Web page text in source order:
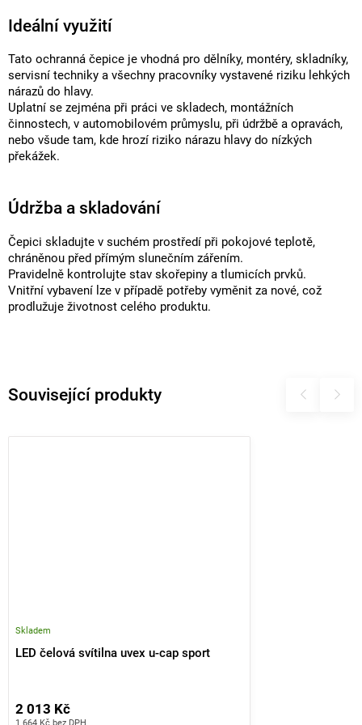
Související produkty
LED čelová svítilna uvex u-cap sport
Skladem
1 664 Kč bez DPH
2 013 Kč
Ideální využití
Tato ochranná čepice je vhodná pro dělníky, montéry, skladníky,
servisní techniky a všechny pracovníky vystavené riziku lehkých
nárazů do hlavy.
Uplatní se zejména při práci ve skladech, montážních
činnostech, v automobilovém průmyslu, při údržbě a opravách,
nebo všude tam, kde hrozí riziko nárazu hlavy do nízkých
překážek.
Údržba a skladování
Čepici skladujte v suchém prostředí při pokojové teplotě,
chráněnou před přímým slunečním zářením.
Pravidelně kontrolujte stav skořepiny a tlumicích prvků.
Vnitřní vybavení lze v případě potřeby vyměnit za nové, což
prodlužuje životnost celého produktu.